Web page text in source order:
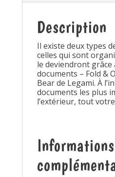
Description
Il existe deux types
celles qui sont
le deviendront
documents – Fold &
Bear de Legami. À
documents les plus
l’extérieur, tout
Informations